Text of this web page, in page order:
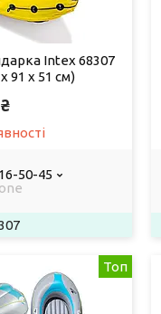
Intex 68307
91 x 51 см)
50-45
Топ